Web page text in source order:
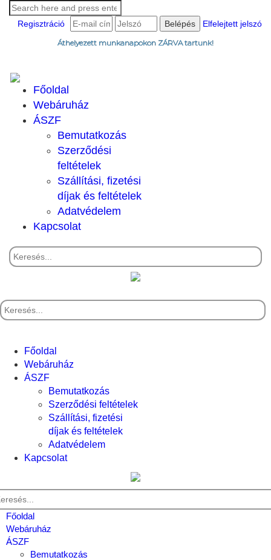
Regisztráció Elfelejtett jelszó
Áthelyezett munkanapokon ZÁRVA tartunk!
Főoldal
Webáruház
ÁSZF
Bemutatkozás
Szerződési
feltételek
Szállítási, fizetési
díjak és feltételek
Adatvédelem
Kapcsolat
Főoldal
Webáruház
ÁSZF
Bemutatkozás
Szerződési feltételek
Szállítási, fizetési
díjak és feltételek
Adatvédelem
Kapcsolat
Főoldal
Webáruház
ÁSZF
Bemutatkozás